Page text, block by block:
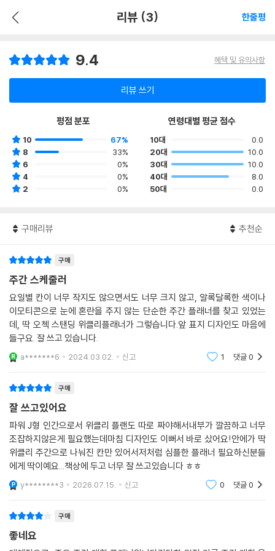
리뷰 (3) 한줄평
9.4 혜택 및 유의사항
리뷰 쓰기
평점 분포
10
67%
8
33%
6
0%
4
0%
2
0%
연령대별 평균 점수
10대
0.0
20대
10.0
30대
10.0
40대
8.0
50대
0.0
구매리뷰 추천순
구매
주간 스케줄러
요일별 칸이 너무 작지도 않으면서도 너무 크지 않고, 알록달록한 색이나
이모티콘으로 눈에 혼란을 주지 않는 단순한 주간 플래너를 찾고 있었는
데, 딱 오첵 스탠딩 위클리플래너가 그렇습니다.앞 표지 디자인도 마음에
들구요. 잘 쓰고 있습니다.
a*******6 2024.03.02. 신고 1 댓글0
구매
잘 쓰고있어요
파워 J형 인간으로서 위클리 플랜도 따로 짜야해서내부가 깔끔하고 너무
조잡하지않은게 필요했는데마침 디자인도 이뻐서 바로 샀어요!안에가 딱
위클리 주간으로 나눠진 칸만 있어서저처럼 심플한 플래너 필요하신분들
에게 딱이예요...책상에 두고 너무 잘 쓰고있습니다 ㅎㅎ
y********3 2026.07.15. 신고 0 댓글0
구매
좋네요